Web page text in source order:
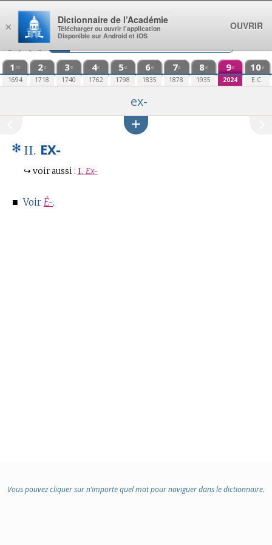
Aller au contenu
1 re
1694
2e
1718
3e
1740
4e
1762
5e
1798
6e
1835
7e
1878
8e
1935
9e
2024
10e
E.C.
ex-
✻ II. EX-
↪ voir aussi : I. Ex-
■Voir É-.
Vous pouvez cliquer sur n’importe quel mot pour naviguer dans le dictionnaire.
×
Dictionnaire de l’Académie
Télécharger ou ouvrir l’application
Disponible sur Android et iOS
OUVRIR